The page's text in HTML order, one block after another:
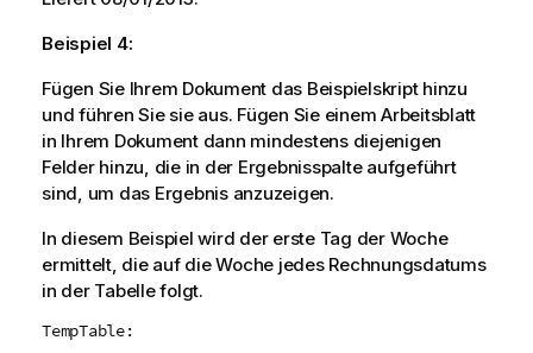
Beispiel 4:
Fügen Sie Ihrem Dokument das Beispielskript hinzu
und führen Sie sie aus. Fügen Sie einem Arbeitsblatt
in Ihrem Dokument dann mindestens diejenigen
Felder hinzu, die in der Ergebnisspalte aufgeführt
sind, um das Ergebnis anzuzeigen.
In diesem Beispiel wird der erste Tag der Woche
ermittelt, die auf die Woche jedes Rechnungsdatums
in der Tabelle folgt.
TempTable: